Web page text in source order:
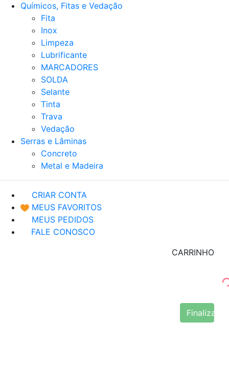
Químicos, Fitas e Vedação
Fita
Inox
Limpeza
Lubrificante
MARCADORES
SOLDA
Selante
Tinta
Trava
Vedação
Serras e Lâminas
Concreto
Metal e Madeira
CRIAR CONTA
MEUS FAVORITOS
MEUS PEDIDOS
FALE CONOSCO
CARRINHO
Finalizar